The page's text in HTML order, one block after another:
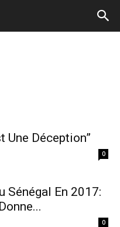
Une Déception”
0
Sénégal En 2017:
0